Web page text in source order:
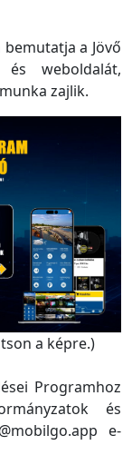
a Jövő
és weboldalát,
zajlik.
a képre.)
Programhoz
és
e-